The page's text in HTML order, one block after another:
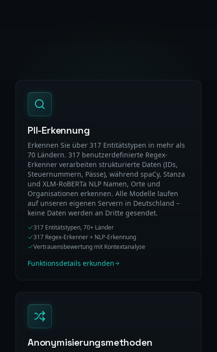
Leistungsstarke Funktionen für
PII-Erkennung
Erkennen Sie über 317 Entitätstypen in mehr als
70 Ländern. 317 benutzerdefinierte Regex-
Erkenner verarbeiten strukturierte Daten (IDs,
Steuernummern, Pässe), während spaCy, Stanza
und XLM-RoBERTa NLP Namen, Orte und
Organisationen erkennen. Alle Modelle laufen
auf unseren eigenen Servern in Deutschland –
keine Daten werden an Dritte gesendet.
317 Entitätstypen, 70+ Länder
317 Regex-Erkenner + NLP-Erkennung
Vertrauensbewertung mit Kontextanalyse
Funktionsdetails erkunden
Anonymisierungsmethoden